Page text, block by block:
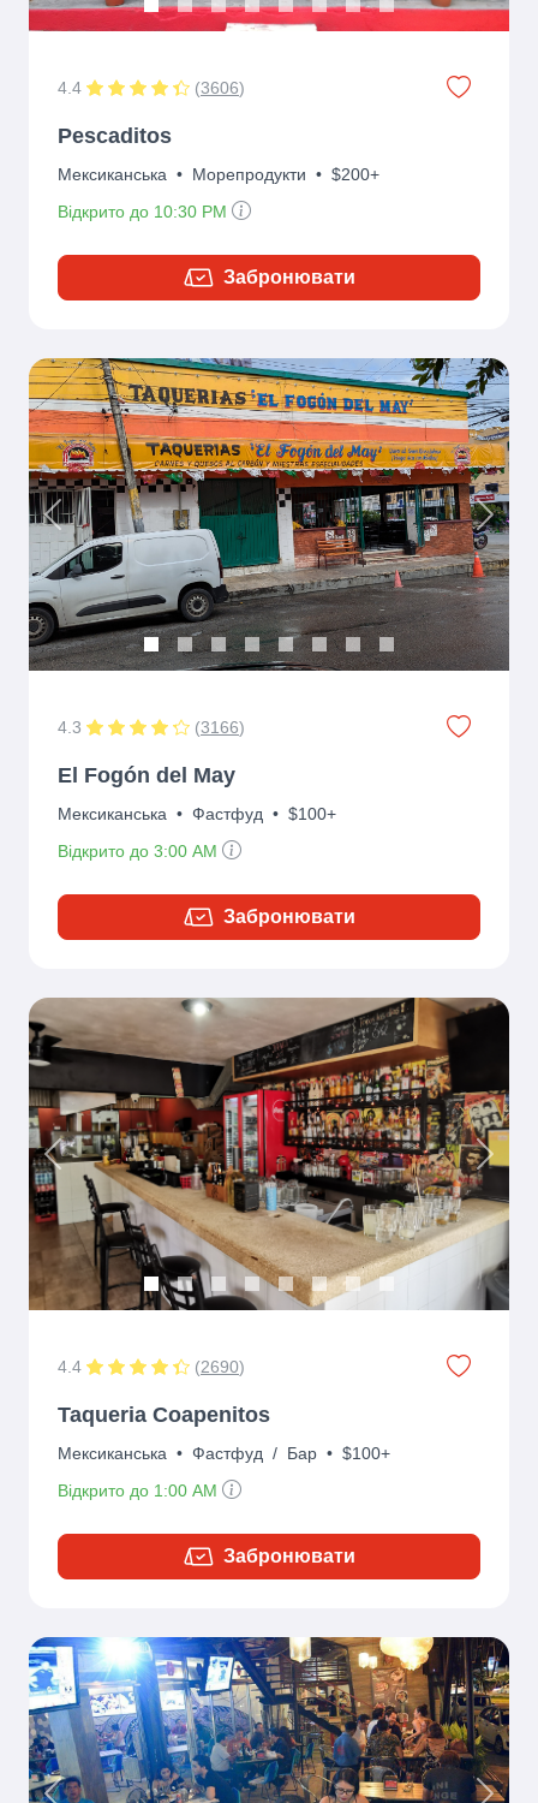
4.4 (3606)
Pescaditos
Мексиканська • Морепродукти • $200+
Відкрито до 10:30 PM
Забронювати
Previous Next
4.3 (3166)
El Fogón del May
Мексиканська • Фастфуд • $100+
Відкрито до 3:00 AM
Забронювати
Previous Next
4.4 (2690)
Taqueria Coapenitos
Мексиканська • Фастфуд / Бар • $100+
Відкрито до 1:00 AM
Забронювати